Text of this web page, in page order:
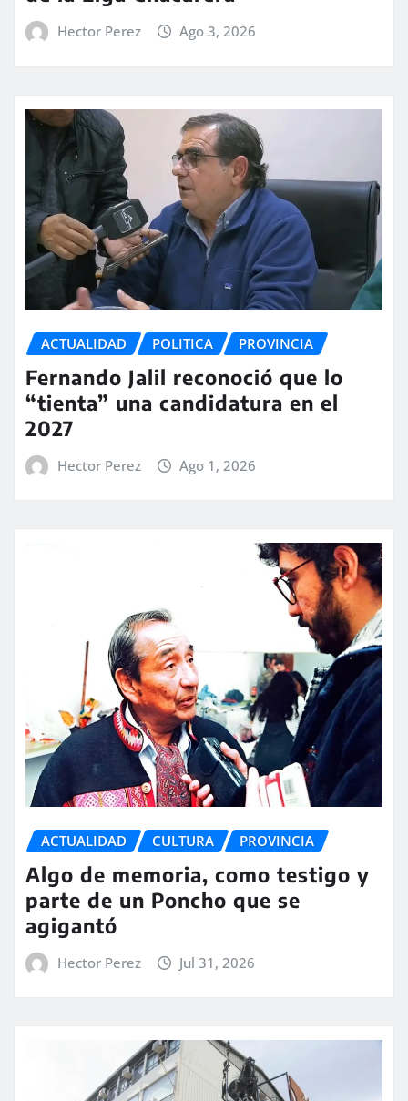
Hector Perez Ago 3, 2026
ACTUALIDAD POLITICA PROVINCIA
Fernando Jalil reconoció que lo
“tienta” una candidatura en el
2027
Hector Perez Ago 1, 2026
ACTUALIDAD CULTURA PROVINCIA
Algo de memoria, como testigo y
parte de un Poncho que se
agigantó
Hector Perez Jul 31, 2026